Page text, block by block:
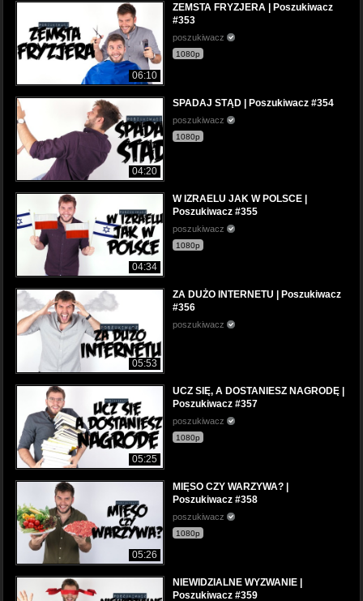
06:10
ZEMSTA FRYZJERA | Poszukiwacz
#353
poszukiwacz
1080p
04:20
SPADAJ STĄD | Poszukiwacz #354
poszukiwacz
1080p
04:34
W IZRAELU JAK W POLSCE |
Poszukiwacz #355
poszukiwacz
1080p
05:53
ZA DUŻO INTERNETU | Poszukiwacz
#356
poszukiwacz
05:25
UCZ SIĘ, A DOSTANIESZ NAGRODĘ |
Poszukiwacz #357
poszukiwacz
1080p
05:26
MIĘSO CZY WARZYWA? |
Poszukiwacz #358
poszukiwacz
1080p
NIEWIDZIALNE WYZWANIE |
Poszukiwacz #359